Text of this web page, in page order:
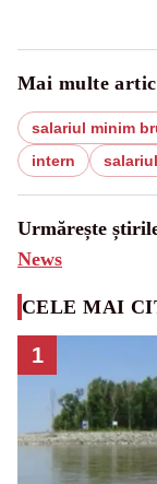
Mai multe
salariul minim
intern
Urmărește
News
CELE MAI
1